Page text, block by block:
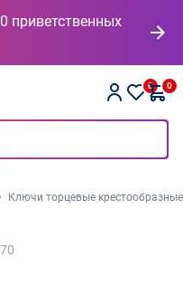
приветственных
0 0
Ключи торцевые крестообразные
70